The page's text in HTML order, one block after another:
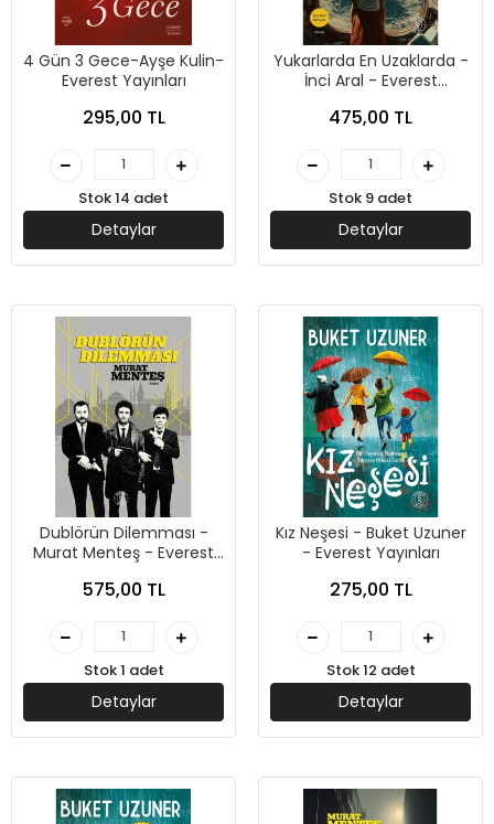
4 Gün 3 Gece-Ayşe Kulin-
Everest Yayınları
295,00 TL
Stok 14 adet
Detaylar
Yukarlarda En Uzaklarda -
İnci Aral - Everest
475,00 TL
Stok 9 adet
Detaylar
Dublörün Dilemması -
Murat Menteş - Everest
575,00 TL
Stok 1 adet
Detaylar
Kız Neşesi - Buket Uzuner
- Everest Yayınları
275,00 TL
Stok 12 adet
Detaylar